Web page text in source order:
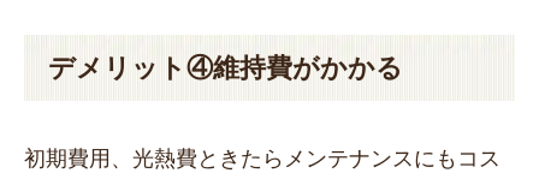
デメリット④維持費がかかる
初期費用、光熱費ときたらメンテナンスにもコス